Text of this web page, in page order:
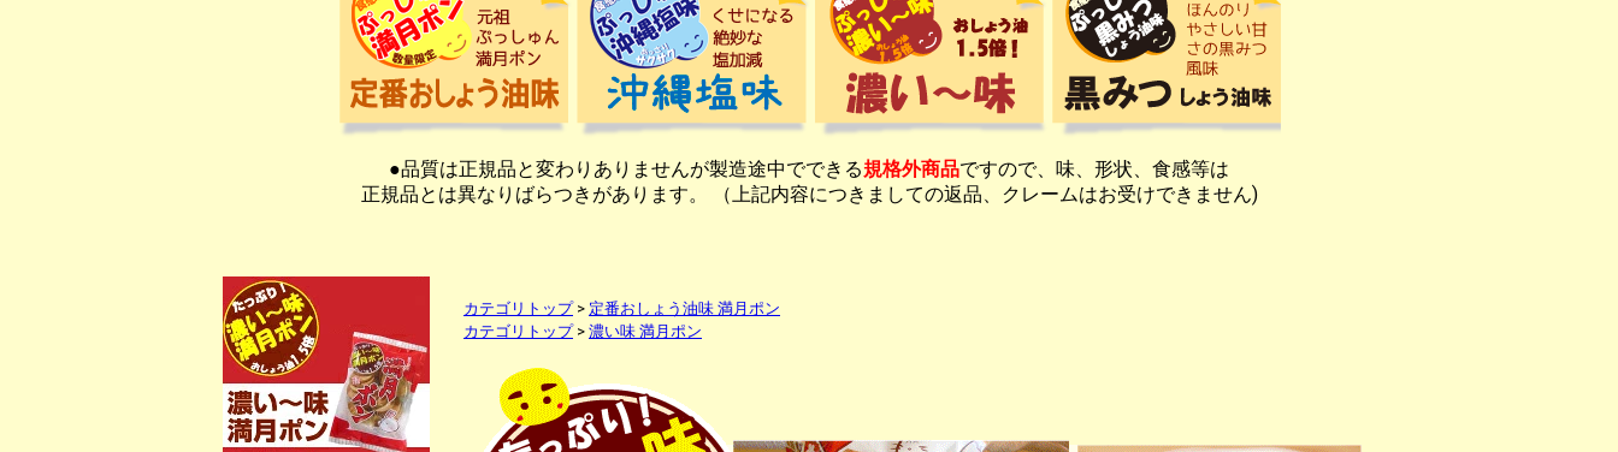
●品質は正規品と変わりありませんが製造途中でできる規格外商品ですので、味、形状、食感等は
正規品とは異なりばらつきがあります。 （上記内容につきましての返品、クレームはお受けできません)
カテゴリトップ> 定番おしょう油味 満月ポン
カテゴリトップ> 濃い味 満月ポン